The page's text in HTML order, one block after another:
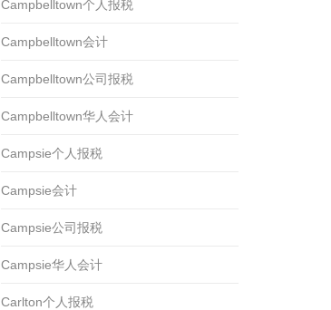
Campbelltown个人报税
Campbelltown会计
Campbelltown公司报税
Campbelltown华人会计
Campsie个人报税
Campsie会计
Campsie公司报税
Campsie华人会计
Carlton个人报税